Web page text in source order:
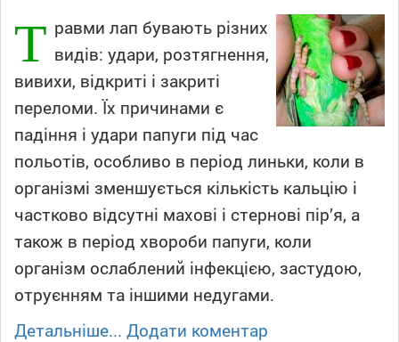
Т равми лап бувають різних
видів: удари, розтягнення,
вивихи, відкриті і закриті
переломи. Їх причинами є
падіння і удари папуги під час
польотів, особливо в період линьки, коли в
організмі зменшується кількість кальцію і
частково відсутні махові і стернові пір’я, а
також в період хвороби папуги, коли
організм ослаблений інфекцією, застудою,
отруєнням та іншими недугами.
Детальніше... Додати коментар